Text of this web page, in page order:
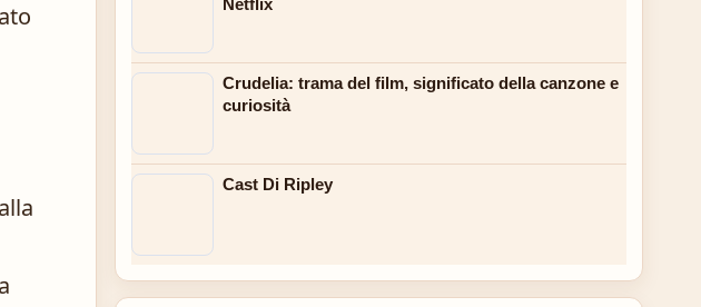
Netflix
Crudelia: trama del film, significato della canzone e
curiosità
Cast Di Ripley